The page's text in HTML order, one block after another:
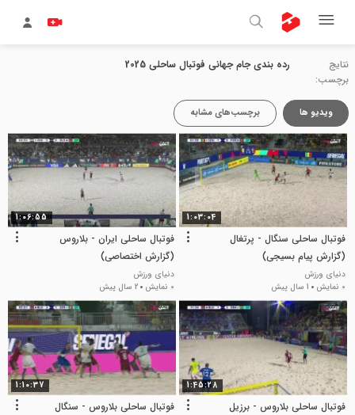
نتایج
برچسب:
رده بندی جام جهانی فوتبال ساحلی 2025
ویدیو ها برچسب‌های مشابه
1:03:04
فوتبال ساحلی سنگال - پرتغال
(گزارش پیام بسیجی)
دنیای ورزش
0 نمایش
1 سال پیش
1:06:55
فوتبال ساحلی ایران - بلاروس
(گزارش اختصاصی)
دنیای ورزش
0 نمایش
2 سال پیش
1:45:28
فوتبال ساحلی بلاروس - برزیل
1:10:37
فوتبال ساحلی بلاروس - سنگال